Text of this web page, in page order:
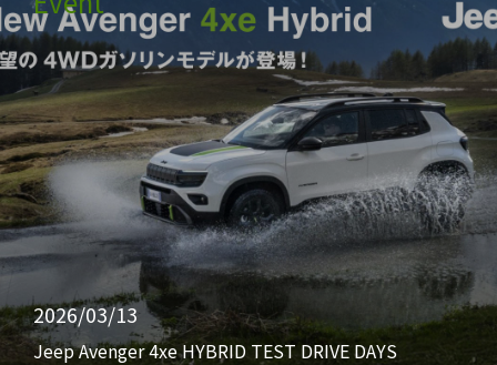
2026/03/13
Jeep Avenger 4xe HYBRID TEST DRIVE DAYS